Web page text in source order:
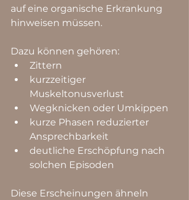
auf eine organische Erkrankung
hinweisen müssen.
Dazu können gehören:
Zittern
kurzzeitiger
Muskeltonusverlust
Wegknicken oder Umkippen
kurze Phasen reduzierter
Ansprechbarkeit
deutliche Erschöpfung nach
solchen Episoden
Diese Erscheinungen ähneln